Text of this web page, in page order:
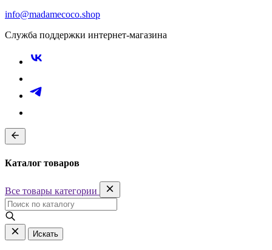
info@madamecoco.shop
Служба поддержки интернет-магазина
Каталог товаров
Все товары категории
Искать